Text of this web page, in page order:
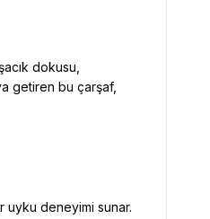
dokusu,
getiren bu çarşaf,
uyku deneyimi sunar.